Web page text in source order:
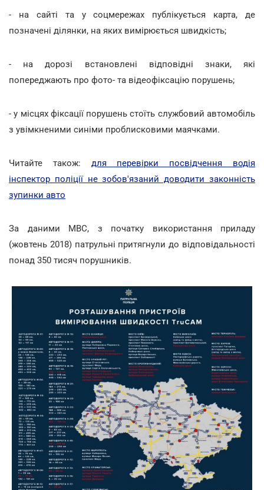
- на сайті та у соцмережах публікується карта, де
позначені ділянки, на яких вимірюється швидкість;
- на дорозі встановлені відповідні знаки, які
попереджають про фото- та відеофіксацію порушень;
- у місцях фіксації порушень стоїть службовий автомобіль
з увімкненими синіми проблисковими маячками.
Читайте також: для перевірки посвідчення водія
інспектор поліції не зобов'язаний доводити законність
зупинки авто
За даними МВС, з початку використання приладу
(жовтень 2018) патрульні притягнули до відповідальності
понад 350 тисяч порушників.